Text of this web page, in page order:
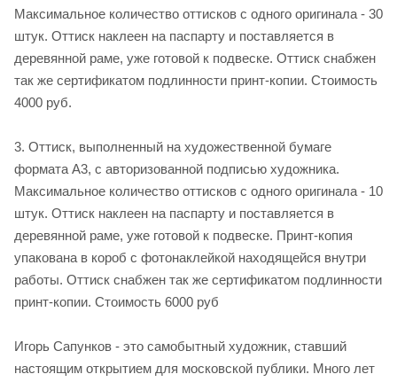
Максимальное количество оттисков с одного оригинала - 30
штук. Оттиск наклеен на паспарту и поставляется в
деревянной раме, уже готовой к подвеске. Оттиск снабжен
так же сертификатом подлинности принт-копии. Стоимость
4000 руб.
3. Оттиск, выполненный на художественной бумаге
формата А3, с авторизованной подписью художника.
Максимальное количество оттисков с одного оригинала - 10
штук. Оттиск наклеен на паспарту и поставляется в
деревянной раме, уже готовой к подвеске. Принт-копия
упакована в короб с фотонаклейкой находящейся внутри
работы. Оттиск снабжен так же сертификатом подлинности
принт-копии. Стоимость 6000 руб
Игорь Сапунков - это самобытный художник, ставший
настоящим открытием для московской публики. Много лет